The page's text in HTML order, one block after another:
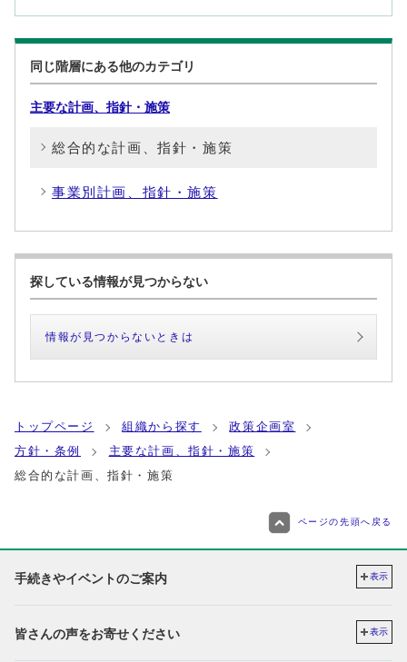
同じ階層にある他のカテゴリ
主要な計画、指針・施策
総合的な計画、指針・施策
事業別計画、指針・施策
探している情報が見つからない
情報が見つからないときは
トップページ 組織から探す
政策企画室
方針・条例
主要な計画、指針・施策
総合的な計画、指針・施策
ページの先頭へ戻る
手続きやイベントのご案内 表示
皆さんの声をお寄せください 表示